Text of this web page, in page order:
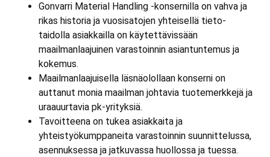
Gonvarri Material Handling -konsernilla on vahva ja
rikas historia ja vuosisatojen yhteisellä tieto-
taidolla asiakkailla on käytettävissään
maailmanlaajuinen varastoinnin asiantuntemus ja
kokemus.
Maailmanlaajuisella läsnäolollaan konserni on
auttanut monia maailman johtavia tuotemerkkejä ja
uraauurtavia pk-yrityksiä.
Tavoitteena on tukea asiakkaita ja
yhteistyökumppaneita varastoinnin suunnittelussa,
asennuksessa ja jatkuvassa huollossa ja tuessa.